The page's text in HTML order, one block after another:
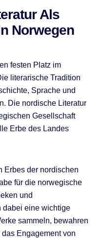
Als
Norwegen
festen Platz im
literarische Tradition
Sprache und
Die nordische Literatur
Gesellschaft
Erbe des Landes
Erbes der nordischen
für die norwegische
und
dabei eine wichtige
sammeln, bewahren
Engagement von